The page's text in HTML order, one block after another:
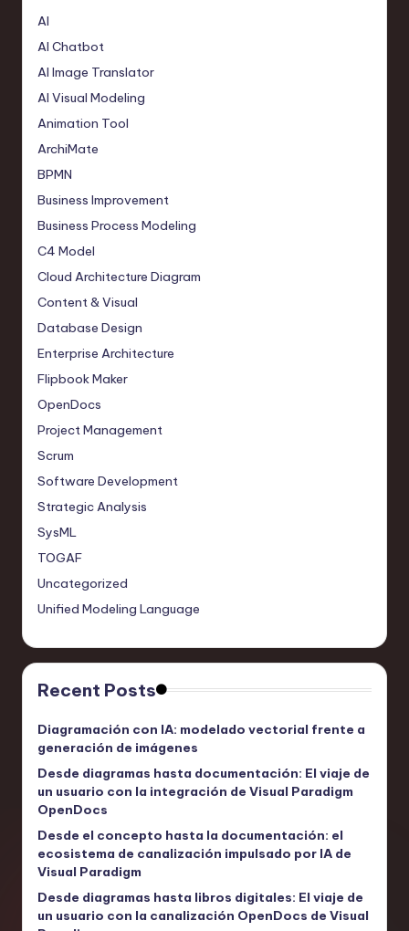
AI
AI Chatbot
AI Image Translator
AI Visual Modeling
Animation Tool
ArchiMate
BPMN
Business Improvement
Business Process Modeling
C4 Model
Cloud Architecture Diagram
Content & Visual
Database Design
Enterprise Architecture
Flipbook Maker
OpenDocs
Project Management
Scrum
Software Development
Strategic Analysis
SysML
TOGAF
Uncategorized
Unified Modeling Language
Recent Posts
Diagramación con IA: modelado vectorial frente a
generación de imágenes
Desde diagramas hasta documentación: El viaje de
un usuario con la integración de Visual Paradigm
OpenDocs
Desde el concepto hasta la documentación: el
ecosistema de canalización impulsado por IA de
Visual Paradigm
Desde diagramas hasta libros digitales: El viaje de
un usuario con la canalización OpenDocs de Visual